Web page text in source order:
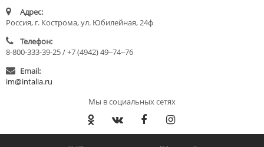
Адрес:
Россия, г. Кострома, ул. Юбилейная, 24ф
Телефон:
8-800-333-39-25 / +7 (4942) 49‒74‒76
Email:
im@intalia.ru
Мы в социальных сетях